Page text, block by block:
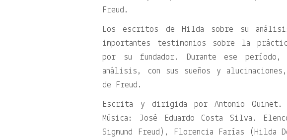
Freud.
Los escritos de Hilda sobre su
importantes testimonios sobre la
por su fundador. Durante ese
análisis, con sus sueños y
de Freud.
Escrita y dirigida por Antonio Quinet.
Música: José Eduardo Costa Silva.
Sigmund Freud), Florencia Farías